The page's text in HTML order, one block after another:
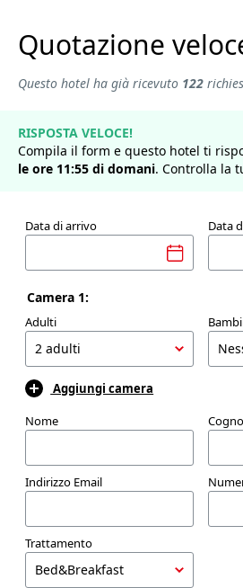
Quotazione
Questo hotel ha già ricevuto 122
RISPOSTA VELOCE!
Compila il form e questo hotel ti
le ore 11:55 di domani. Controlla la
Data di arrivo Data
Camera 1:
Adulti
Aggiungi camera
Nome
Indirizzo Email
Trattamento